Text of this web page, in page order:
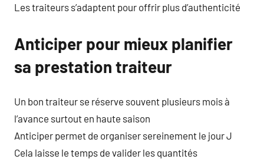
Les traiteurs s’adaptent pour offrir plus d’authenticité
Anticiper pour mieux planifier
sa prestation traiteur
Un bon traiteur se réserve souvent plusieurs mois à
l’avance surtout en haute saison
Anticiper permet de organiser sereinement le jour J
Cela laisse le temps de valider les quantités